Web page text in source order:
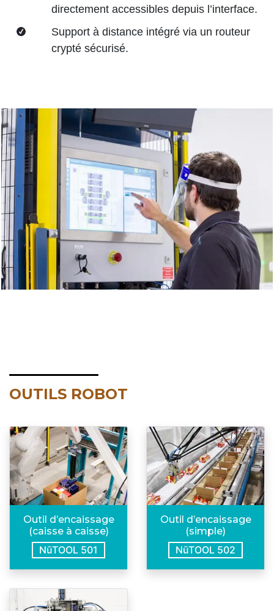
directement accessibles depuis l’interface.
Support à distance intégré via un routeur
crypté sécurisé.
OUTILS ROBOT
Outil d’encaissage
(caisse à caisse)
NūTOOL 501
Outil d’encaissage
(simple)
NūTOOL 502